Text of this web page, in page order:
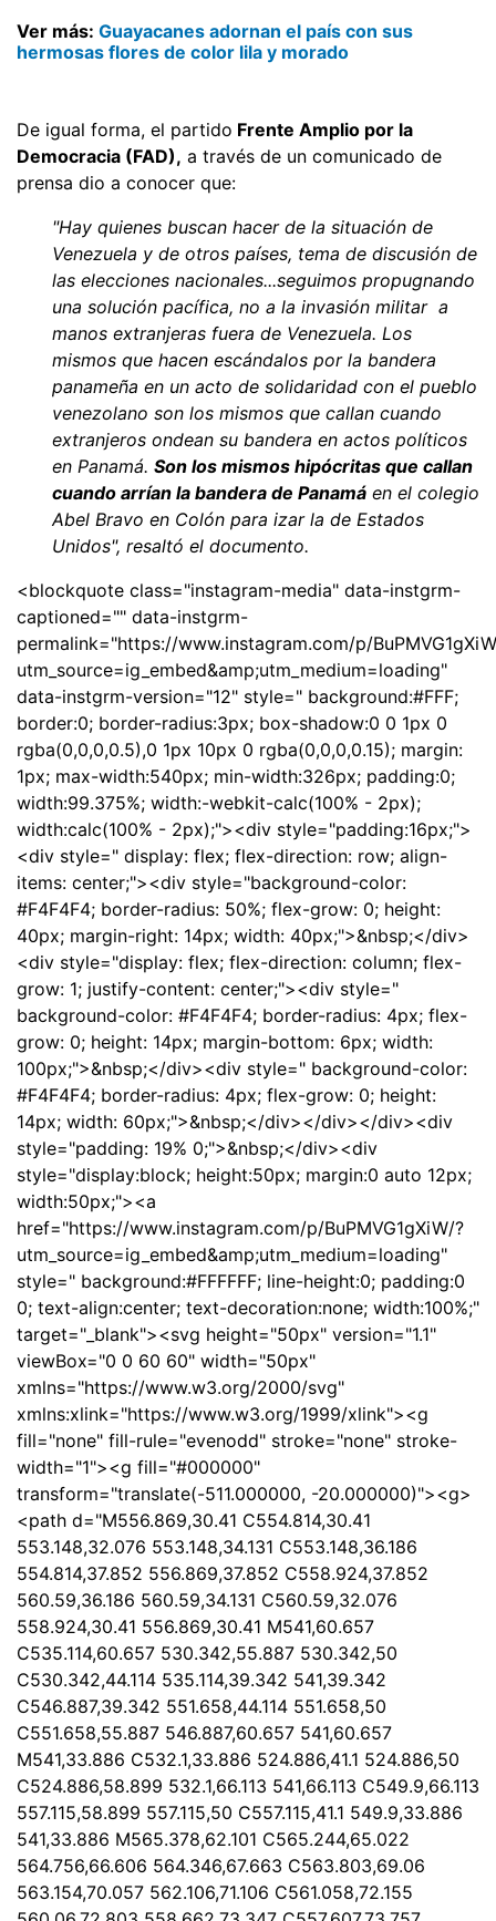
Ver más: Guayacanes adornan el país con sus
hermosas flores de color lila y morado
De igual forma, el partido Frente Amplio por la
Democracia (FAD), a través de un comunicado de
prensa dio a conocer que:
"Hay quienes buscan hacer de la situación de
Venezuela y de otros países, tema de discusión de
las elecciones nacionales...seguimos propugnando
una solución pacífica, no a la invasión militar a
manos extranjeras fuera de Venezuela. Los
mismos que hacen escándalos por la bandera
panameña en un acto de solidaridad con el pueblo
venezolano son los mismos que callan cuando
extranjeros ondean su bandera en actos políticos
en Panamá. Son los mismos hipócritas que callan
cuando arrían la bandera de Panamá en el colegio
Abel Bravo en Colón para izar la de Estados
Unidos", resaltó el documento.
<blockquote class="instagram-media" data-instgrm-
captioned="" data-instgrm-
permalink="https://www.instagram.com/p/
utm_source=ig_embed&amp;utm_medium=loading"
data-instgrm-version="12" style=" background:#FFF;
border:0; border-radius:3px; box-shadow:0 0 1px 0
rgba(0,0,0,0.5),0 1px 10px 0 rgba(0,0,0,0.15); margin:
1px; max-width:540px; min-width:326px; padding:0;
width:99.375%; width:-webkit-calc(100% - 2px);
width:calc(100% - 2px);"><div style="padding:16px;">
<div style=" display: flex; flex-direction: row; align-
items: center;"><div style="background-color:
#F4F4F4; border-radius: 50%; flex-grow: 0; height:
40px; margin-right: 14px; width: 40px;">&nbsp;</div>
<div style="display: flex; flex-direction: column; flex-
grow: 1; justify-content: center;"><div style="
background-color: #F4F4F4; border-radius: 4px; flex-
grow: 0; height: 14px; margin-bottom: 6px; width:
100px;">&nbsp;</div><div style=" background-color:
#F4F4F4; border-radius: 4px; flex-grow: 0; height:
14px; width: 60px;">&nbsp;</div></div></div><div
style="padding: 19% 0;">&nbsp;</div><div
style="display:block; height:50px; margin:0 auto 12px;
width:50px;"><a
href="https://www.instagram.com/p/BuPMVG1gXiW/?
utm_source=ig_embed&amp;utm_medium=loading"
style=" background:#FFFFFF; line-height:0; padding:0
0; text-align:center; text-decoration:none; width:100%;"
target="_blank"><svg height="50px" version="1.1"
viewBox="0 0 60 60" width="50px"
xmlns="https://www.w3.org/2000/svg"
xmlns:xlink="https://www.w3.org/1999/xlink"><g
fill="none" fill-rule="evenodd" stroke="none" stroke-
width="1"><g fill="#000000"
transform="translate(-511.000000, -20.000000)"><g>
<path d="M556.869,30.41 C554.814,30.41
553.148,32.076 553.148,34.131 C553.148,36.186
554.814,37.852 556.869,37.852 C558.924,37.852
560.59,36.186 560.59,34.131 C560.59,32.076
558.924,30.41 556.869,30.41 M541,60.657
C535.114,60.657 530.342,55.887 530.342,50
C530.342,44.114 535.114,39.342 541,39.342
C546.887,39.342 551.658,44.114 551.658,50
C551.658,55.887 546.887,60.657 541,60.657
M541,33.886 C532.1,33.886 524.886,41.1 524.886,50
C524.886,58.899 532.1,66.113 541,66.113 C549.9,66.113
557.115,58.899 557.115,50 C557.115,41.1 549.9,33.886
541,33.886 M565.378,62.101 C565.244,65.022
564.756,66.606 564.346,67.663 C563.803,69.06
563.154,70.057 562.106,71.106 C561.058,72.155